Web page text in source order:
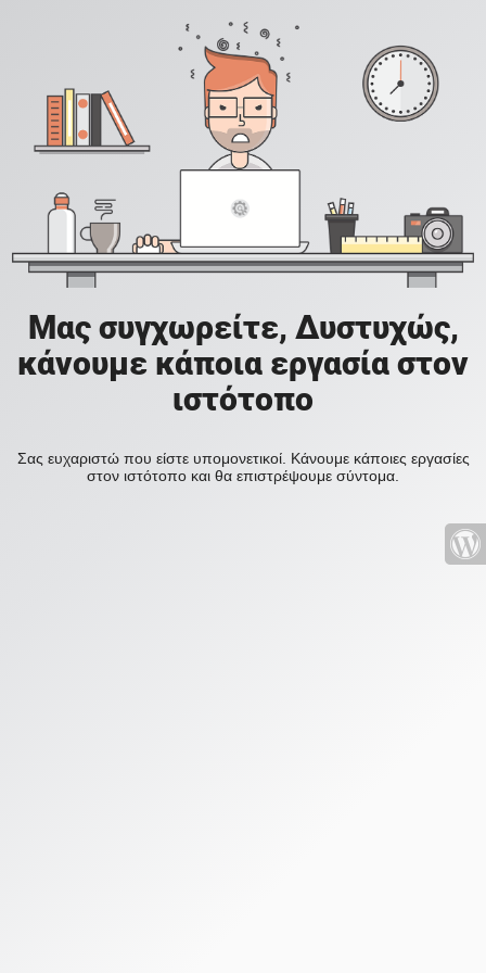
Μας συγχωρείτε, Δυστυχώς,
κάνουμε κάποια εργασία στον
ιστότοπο
Σας ευχαριστώ που είστε υπομονετικοί. Κάνουμε κάποιες εργασίες
στον ιστότοπο και θα επιστρέψουμε σύντομα.